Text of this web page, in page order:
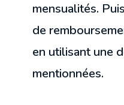
mensualités.
de
en utilisant une
mentionnées.